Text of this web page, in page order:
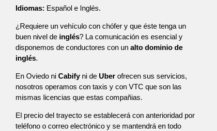
Idiomas: Español e Inglés.
¿Requiere un vehículo con chófer y que éste tenga un
buen nivel de inglés? La comunicación es esencial y
disponemos de conductores con un alto dominio de
inglés.
En Oviedo ni Cabify ni de Uber ofrecen sus servicios,
nosotros operamos con taxis y con VTC que son las
mismas licencias que estas compañias.
El precio del trayecto se establecerá con anterioridad por
teléfono o correo electrónico y se mantendrá en todo